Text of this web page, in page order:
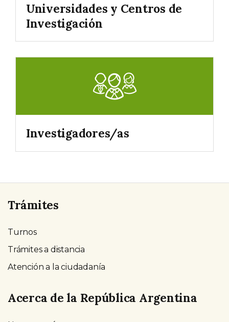
Universidades y Centros de
Investigación
Investigadores/as
Trámites
Turnos
Trámites a distancia
Atención a la ciudadanía
Acerca de la República Argentina